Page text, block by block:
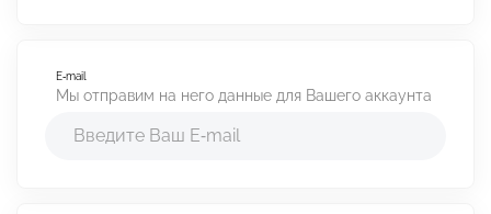
Время для постинга
E-mail
Мы отправим на него данные для Вашего аккаунта